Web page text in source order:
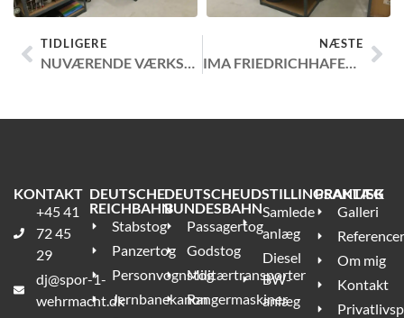
TIDLIGERE NÆSTE
IMA FRIEDRICHHAFEN 2024
KONTAKT
+45 41
72 45
29
dj@spor-1-
wehrmacht.dk
DEUTSCHE
REICHBAHN
Stabstog
Panzertog
Personvognstog
Jernbanekanon
DEUTSCHE
BUNDESBAHN
Passagertog
Godstog
Militærtransporter
Rangermaskiner
UDSTILLINGSANLÆG
Samlede
anlæg
Diesel
BW-
anlæg
PRAKTISK
Galleri
Om mig
Kontakt